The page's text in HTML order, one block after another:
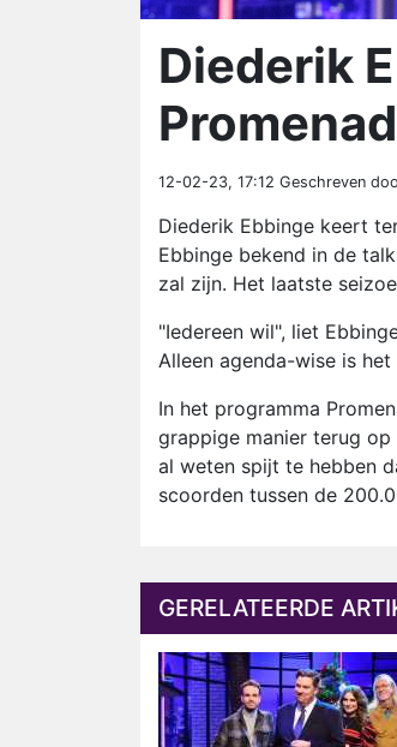
Diederik
12-02-23, 17:12 Geschreven
Diederik Ebbinge keert
Ebbinge bekend in de
zal zijn. Het laatste
"Iedereen wil", liet
Alleen agenda-wise is
In het programma
grappige manier terug
al weten spijt te hebben
scoorden tussen de
GERELATEERDE